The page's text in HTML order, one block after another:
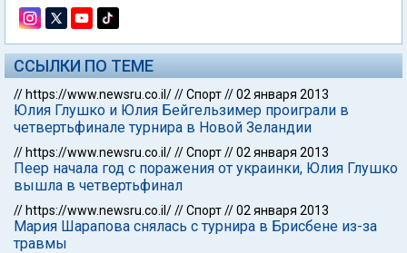
ССЫЛКИ ПО ТЕМЕ
// https://www.newsru.co.il///Спорт//02 января 2013
Юлия Глушко и Юлия Бейгельзимер проиграли в
четвертьфинале турнира в Новой Зеландии
// https://www.newsru.co.il///Спорт//02 января 2013
Пеер начала год с поражения от украинки, Юлия Глушко
вышла в четвертьфинал
// https://www.newsru.co.il///Спорт//02 января 2013
Мария Шарапова снялась с турнира в Брисбене из-за
травмы